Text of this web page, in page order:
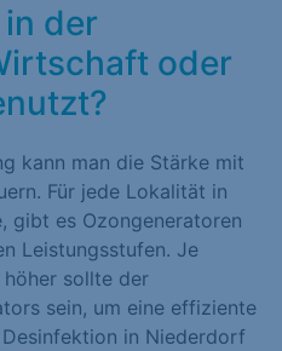
der
oder
kann man die Stärke mit
Für jede Lokalität in
gibt es Ozongeneratoren
Leistungsstufen. Je
sollte der
sein, um eine effiziente
in Niederdorf